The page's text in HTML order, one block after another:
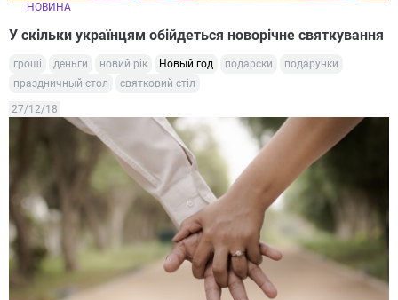
НОВИНА
У скільки українцям обійдеться новорічне святкування
гроші деньги новий рік Новый год подарски
подарунки
праздничный стол
святковий стіл
27/12/18